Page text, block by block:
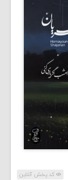
کد پخش آنلاین